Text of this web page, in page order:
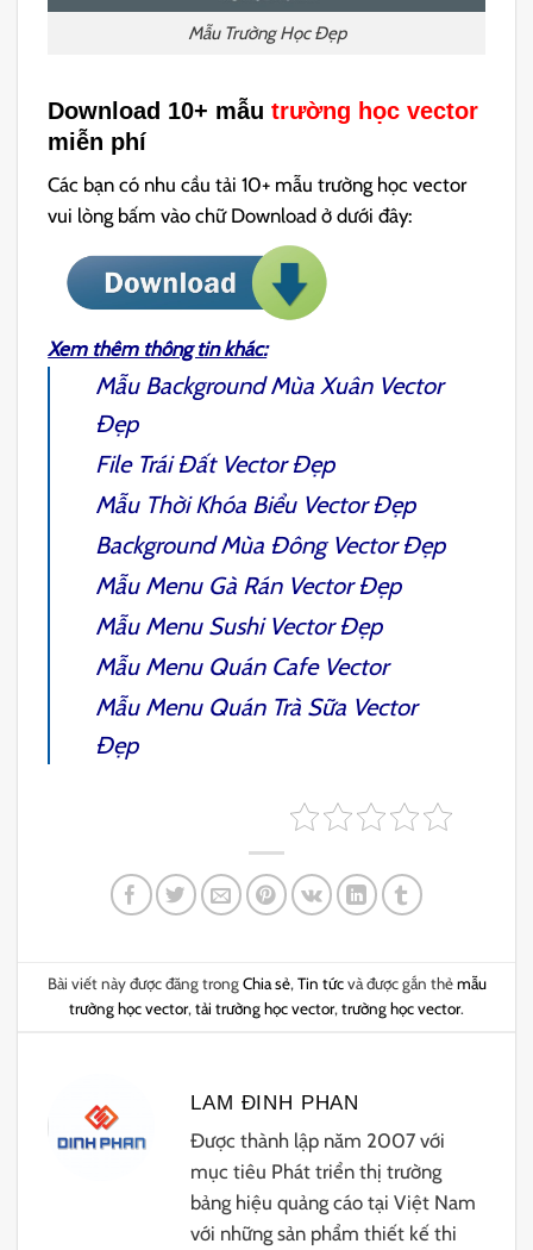
Mẫu Trường Học Đẹp
Download 10+ mẫutrường học vector
miễn phí
Các bạn có nhu cầu tải 10+ mẫu trường học vector
vui lòng bấm vào chữ Download ở dưới đây:
Xem thêm thông tin khác:
Mẫu Background Mùa XuânVector
Đẹp
File Trái Đất VectorĐẹp
Mẫu Thời Khóa BiểuVector Đẹp
Background Mùa ĐôngVector Đẹp
Mẫu Menu Gà RánVector Đẹp
Mẫu Menu SushiVector Đẹp
Mẫu Menu Quán CafeVector
Mẫu Menu Quán Trà SữaVector
Đẹp
Bài viết này được đăng trongChia sẻ, Tin tứcvà được gắn thẻmẫu
trường học vector, tải trường học vector, trường học vector.
LAM ĐINH PHAN
Được thành lập năm 2007 với
mục tiêu Phát triển thị trường
bảng hiệu quảng cáo tại Việt Nam
với những sản phẩm thiết kế thi